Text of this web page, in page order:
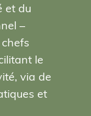
et du
–
le
via de
et